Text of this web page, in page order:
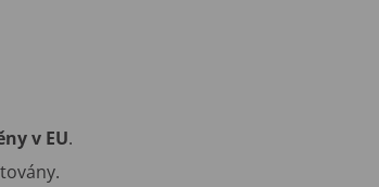
v EU.